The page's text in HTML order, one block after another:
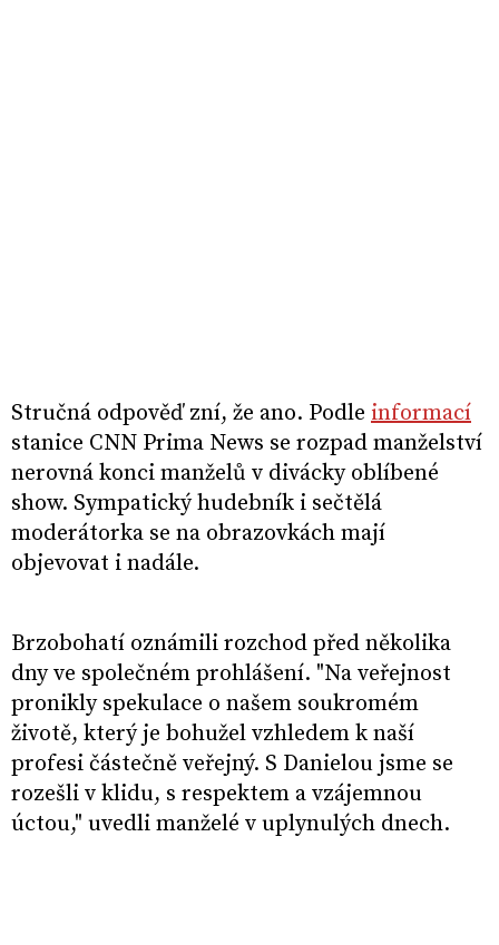
Stručná odpověď zní, že ano. Podle informací
stanice CNN Prima News se rozpad manželství
nerovná konci manželů v divácky oblíbené
show. Sympatický hudebník i sečtělá
moderátorka se na obrazovkách mají
objevovat i nadále.
Brzobohatí oznámili rozchod před několika
dny ve společném prohlášení. "Na veřejnost
pronikly spekulace o našem soukromém
životě, který je bohužel vzhledem k naší
profesi částečně veřejný. S Danielou jsme se
rozešli v klidu, s respektem a vzájemnou
úctou," uvedli manželé v uplynulých dnech.